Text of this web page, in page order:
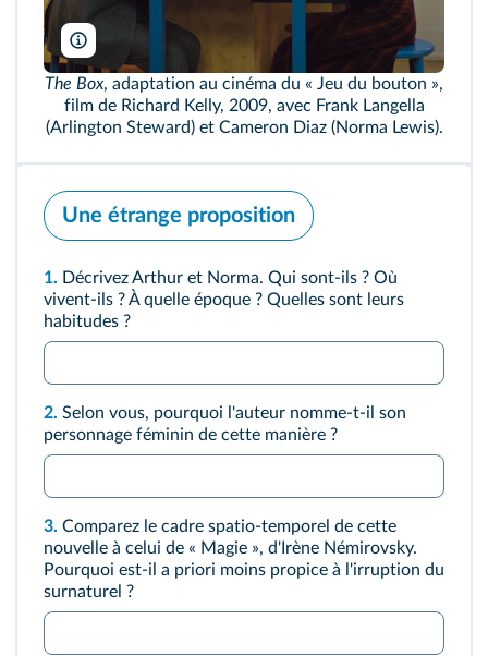
The Box, adaptation au cinéma du « Jeu du bouton »,
film de Richard Kelly, 2009, avec Frank Langella
(Arlington Steward) et Cameron Diaz (Norma Lewis).
Une étrange proposition
1. Décrivez Arthur et Norma. Qui sont-ils ? Où
vivent-ils ? À quelle époque ? Quelles sont leurs
habitudes ?
2. Selon vous, pourquoi l'auteur nomme-t-il son
personnage féminin de cette manière ?
3. Comparez le cadre spatio-temporel de cette
nouvelle à celui de « Magie », d'Irène Némirovsky.
Pourquoi est-il a priori moins propice à l'irruption du
surnaturel ?